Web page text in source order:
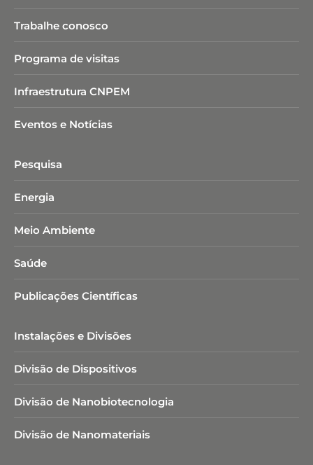
Trabalhe conosco
Programa de visitas
Infraestrutura CNPEM
Eventos e Notícias
Pesquisa
Energia
Meio Ambiente
Saúde
Publicações Científicas
Instalações e Divisões
Divisão de Dispositivos
Divisão de Nanobiotecnologia​
Divisão de Nanomateriais